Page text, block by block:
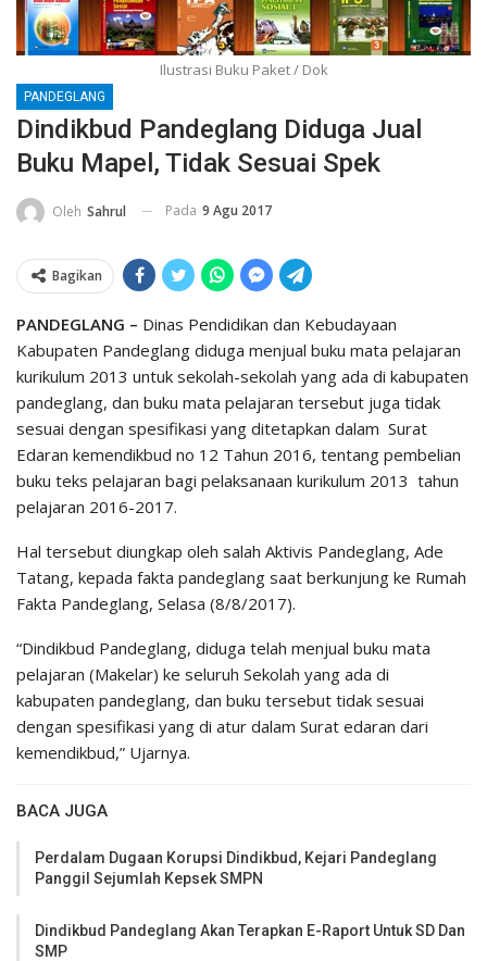
Ilustrasi Buku Paket / Dok
PANDEGLANG
Dindikbud Pandeglang Diduga Jual
Buku Mapel, Tidak Sesuai Spek
Oleh Sahrul Pada 9 Agu 2017
Bagikan
PANDEGLANG – Dinas Pendidikan dan Kebudayaan
Kabupaten Pandeglang diduga menjual buku mata pelajaran
kurikulum 2013 untuk sekolah-sekolah yang ada di kabupaten
pandeglang, dan buku mata pelajaran tersebut juga tidak
sesuai dengan spesifikasi yang ditetapkan dalam Surat
Edaran kemendikbud no 12 Tahun 2016, tentang pembelian
buku teks pelajaran bagi pelaksanaan kurikulum 2013 tahun
pelajaran 2016-2017.
Hal tersebut diungkap oleh salah Aktivis Pandeglang, Ade
Tatang, kepada fakta pandeglang saat berkunjung ke Rumah
Fakta Pandeglang, Selasa (8/8/2017).
“Dindikbud Pandeglang, diduga telah menjual buku mata
pelajaran (Makelar) ke seluruh Sekolah yang ada di
kabupaten pandeglang, dan buku tersebut tidak sesuai
dengan spesifikasi yang di atur dalam Surat edaran dari
kemendikbud,” Ujarnya.
BACA JUGA
Perdalam Dugaan Korupsi Dindikbud, Kejari Pandeglang
Panggil Sejumlah Kepsek SMPN
Dindikbud Pandeglang Akan Terapkan E-Raport Untuk SD Dan
SMP